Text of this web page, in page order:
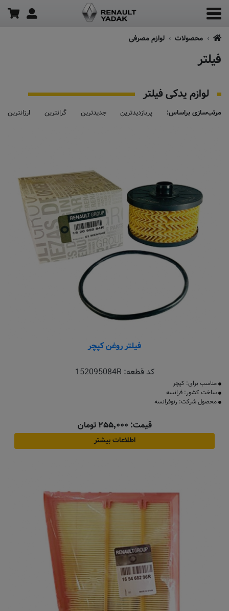
محصولات لوازم مصرفی
فیلتر
لوازم یدکی فیلتر
مرتب‌سازی براساس: پربازدیدترین جدیدترین گرانترین ارزانترین
فیلتر روغن کپچر
کد قطعه:152095084R
​مناسب برای: کپچر
ساخت کشور: فرانسه
محصول شرکت: رنوفرانسه
قیمت: ۲۵۵٬۰۰۰ تومان
اطلاعات بیشتر